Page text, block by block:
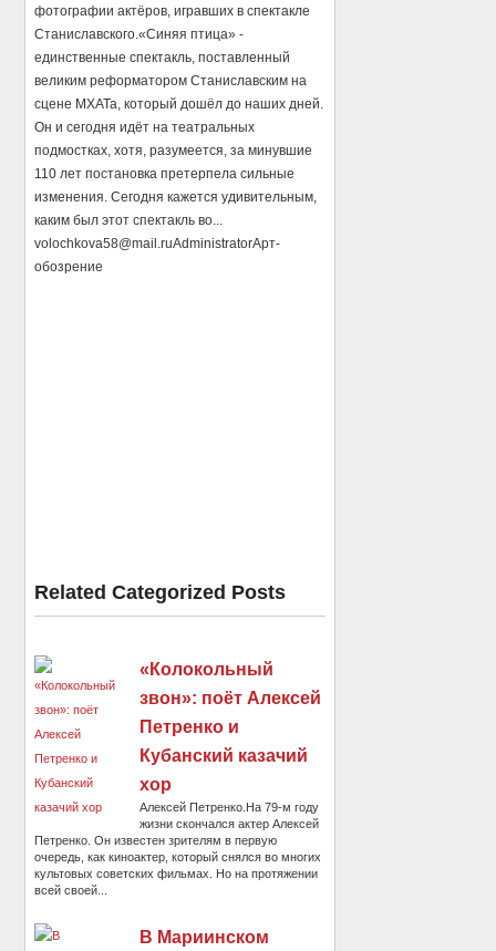
фотографии актёров, игравших в спектакле
Станиславского.«Синяя птица» -
единственные спектакль, поставленный
великим реформатором Станиславским на
сцене МХАТа, который дошёл до наших дней.
Он и сегодня идёт на театральных
подмостках, хотя, разумеется, за минувшие
110 лет постановка претерпела сильные
изменения. Сегодня кажется удивительным,
каким был этот спектакль во...
volochkova58@mail.ruAdministratorАрт-
обозрение
Related Categorized Posts
«Колокольный
звон»: поёт Алексей
Петренко и
Кубанский казачий
хор
Алексей Петренко.На 79-м году
жизни скончался актер Алексей
Петренко. Он известен зрителям в первую
очередь, как киноактер, который снялся во многих
культовых советских фильмах. Но на протяжении
всей своей...
В Мариинском